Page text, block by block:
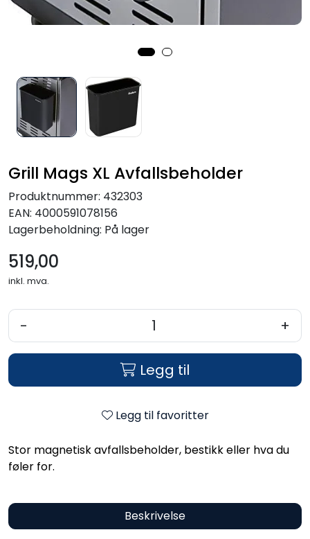
Grill Mags XL Avfallsbeholder
Produktnummer: 432303
EAN: 4000591078156
Lagerbeholdning: På lager
519,00
inkl. mva.
- +
Legg til
Legg til favoritter
Stor magnetisk avfallsbeholder, bestikk eller hva du
føler for.
Beskrivelse
Alle produkter